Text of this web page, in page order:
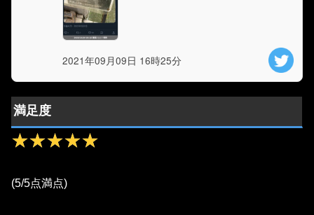
2021年09月09日 16時25分
満足度
★★★★★
★★★★★
(5/5点満点)